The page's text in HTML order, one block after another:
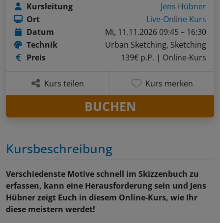
Kursbeschreibung
Verschiedenste Motive schnell im Skizzenbuch zu
erfassen, kann eine Herausforderung sein und Jens
Hübner zeigt Euch in diesem Online-Kurs, wie Ihr
diese meistern werdet!
Kursleitung
Jens Hübner
Ort
Live-Online Kurs
Datum
Mi, 11.11.2026 09:45 – 16:30
Technik
Urban Sketching, Sketching
Preis
139€ p.P. | Online-Kurs
Kurs teilen Kurs merken
BUCHEN